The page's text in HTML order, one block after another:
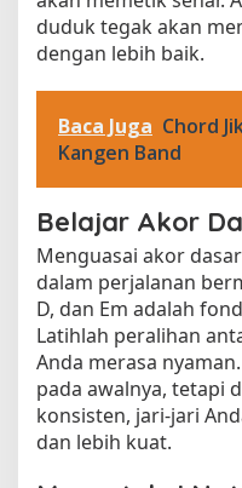
duduk tegak akan
dengan lebih baik.
Baca Juga Chord
Kangen Band
Belajar Akor
Menguasai akor
dalam perjalanan
D, dan Em adalah
Latihlah peralihan
Anda merasa
pada awalnya, tetapi
konsisten, jari-jari
dan lebih kuat.